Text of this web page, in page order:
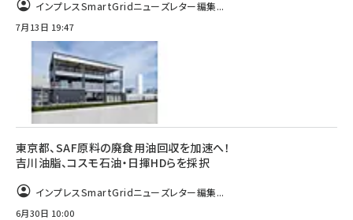
インプレスSmartGridニューズレター編集...
7月13日 19:47
東京都、SAF原料の廃食用油回収を加速へ！
吉川油脂、コスモ石油・日揮HDらを採択
インプレスSmartGridニューズレター編集...
6月30日 10:00